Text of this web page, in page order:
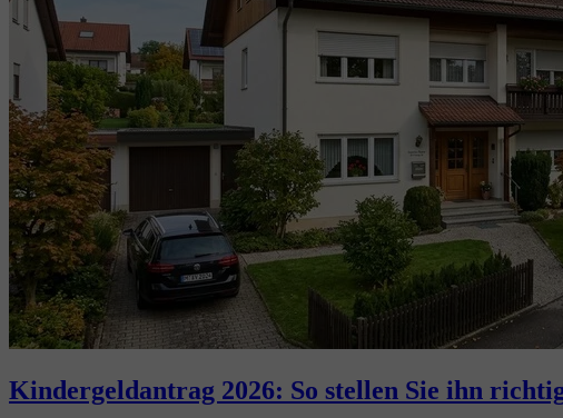
Kindergeldantrag 2026: So stellen Sie ihn